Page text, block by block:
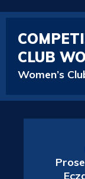
CLUB
Women’s